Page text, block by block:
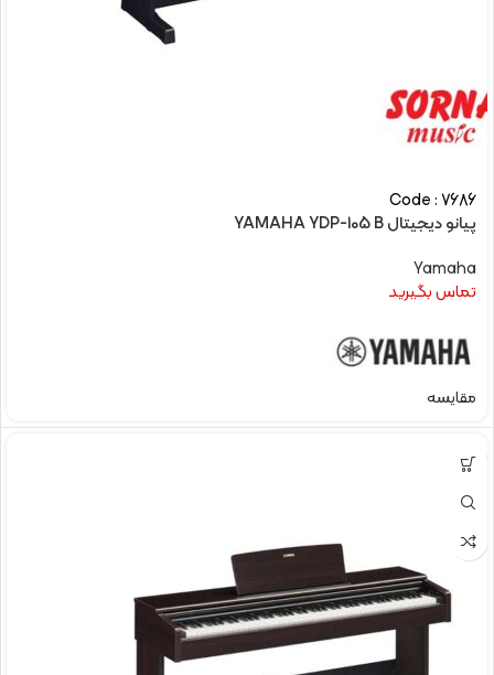
Code : 7686
پیانو دیجیتال YAMAHA YDP-105 B
Yamaha
تماس بگیرید
مقایسه